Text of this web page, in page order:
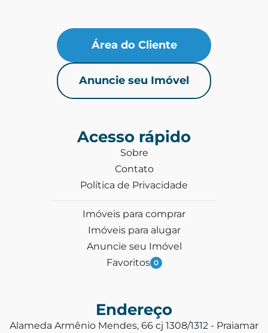
Área do Cliente
Anuncie seu Imóvel
Acesso rápido
Sobre
Contato
Política de Privacidade
Imóveis para comprar
Imóveis para alugar
Anuncie seu Imóvel
Favoritos 0
Endereço
Alameda Armênio Mendes, 66 cj 1308/1312 - Praiamar